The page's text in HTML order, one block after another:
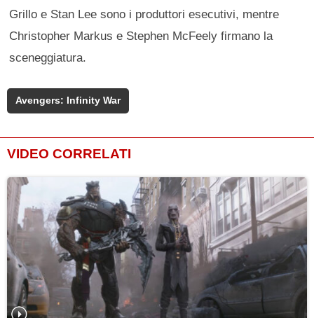
Grillo e Stan Lee sono i produttori esecutivi, mentre
Christopher Markus e Stephen McFeely firmano la
sceneggiatura.
Avengers: Infinity War
VIDEO CORRELATI